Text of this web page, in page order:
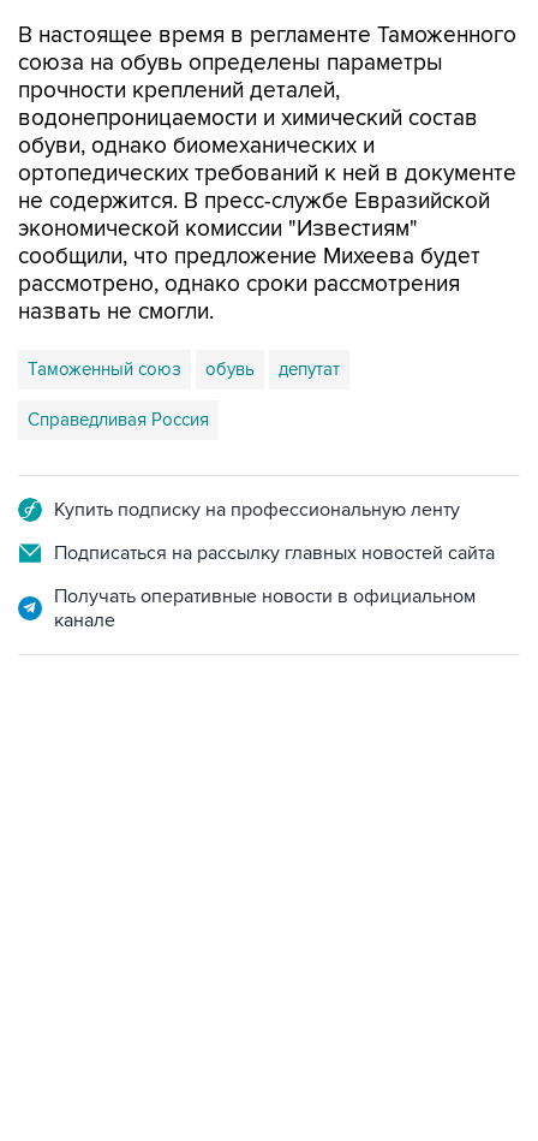
В настоящее время в регламенте Таможенного
союза на обувь определены параметры
прочности креплений деталей,
водонепроницаемости и химический состав
обуви, однако биомеханических и
ортопедических требований к ней в документе
не содержится. В пресс-службе Евразийской
экономической комиссии "Известиям"
сообщили, что предложение Михеева будет
рассмотрено, однако сроки рассмотрения
назвать не смогли.
Таможенный союз обувь депутат
Справедливая Россия
Купить подписку на профессиональную ленту
Подписаться на рассылку главных новостей сайта
Получать оперативные новости в официальном
канале